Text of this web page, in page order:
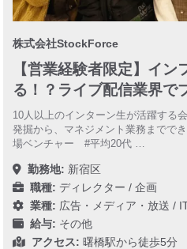
株式会社StockForce
【営業経験者限定】イン
る！？ライブ配信業界で
10人以上のインターン生が活躍する
発掘から、マネジメント業務までで
場ベンチャー #平均20代 …
勤務地: 新宿区
職種: ディレクター / 企画
業種: 広告・メディア・放送 /
給与: その他
アクセス: 曙橋駅から徒歩5分